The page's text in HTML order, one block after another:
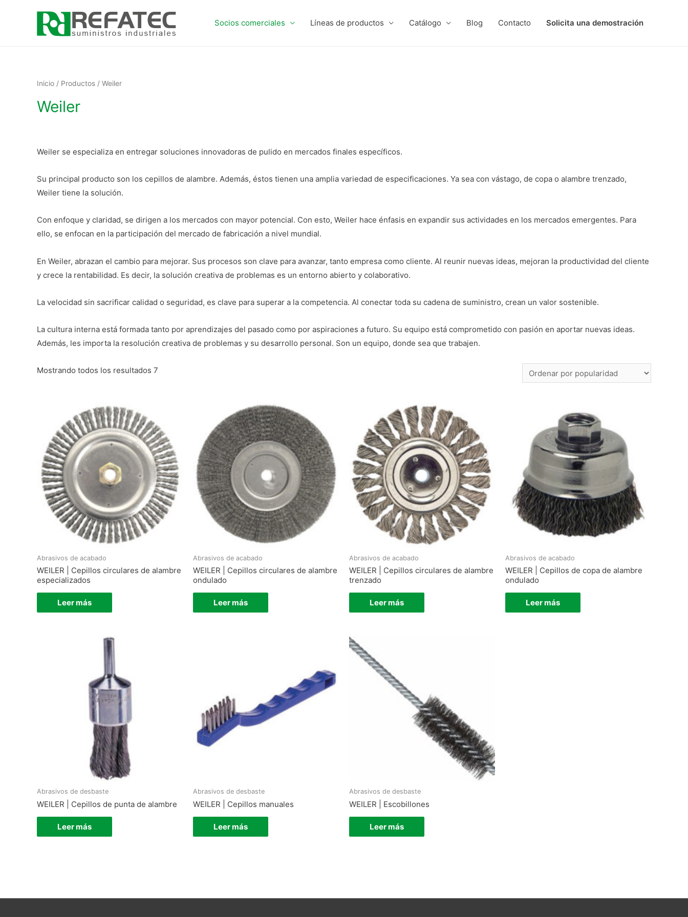
Socios comerciales Líneas de productos Catálogo Blog Contacto Solicita una demostración
Inicio / Productos / Weiler
Weiler
Weiler se especializa en entregar soluciones innovadoras de pulido en mercados finales específicos.
Su principal producto son los cepillos de alambre. Además, éstos tienen una amplia variedad de especificaciones. Ya sea con vástago, de copa o alambre trenzado,
Weiler tiene la solución.
Con enfoque y claridad, se dirigen a los mercados con mayor potencial. Con esto, Weiler hace énfasis en expandir sus actividades en los mercados emergentes. Para
ello, se enfocan en la participación del mercado de fabricación a nivel mundial.
En Weiler, abrazan el cambio para mejorar. Sus procesos son clave para avanzar, tanto empresa como cliente. Al reunir nuevas ideas, mejoran la productividad del cliente
y crece la rentabilidad. Es decir, la solución creativa de problemas es un entorno abierto y colaborativo.
La velocidad sin sacrificar calidad o seguridad, es clave para superar a la competencia. Al conectar toda su cadena de suministro, crean un valor sostenible.
La cultura interna está formada tanto por aprendizajes del pasado como por aspiraciones a futuro. Su equipo está comprometido con pasión en aportar nuevas ideas.
Además, les importa la resolución creativa de problemas y su desarrollo personal. Son un equipo, donde sea que trabajen.
Mostrando todos los resultados 7
Abrasivos de acabado
WEILER | Cepillos circulares de alambre
especializados
Leer más
Abrasivos de acabado
WEILER | Cepillos circulares de alambre
ondulado
Leer más
Abrasivos de acabado
WEILER | Cepillos circulares de alambre
trenzado
Leer más
Abrasivos de acabado
WEILER | Cepillos de copa de alambre
ondulado
Leer más
Abrasivos de desbaste
WEILER | Cepillos de punta de alambre
Leer más
Abrasivos de desbaste
WEILER | Cepillos manuales
Leer más
Abrasivos de desbaste
WEILER | Escobillones
Leer más